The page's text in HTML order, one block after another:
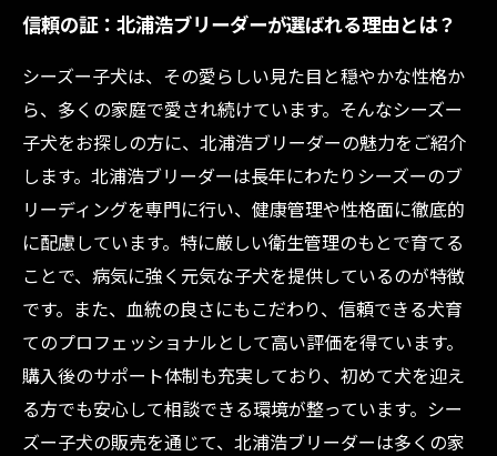
信頼の証：北浦浩ブリーダーが選ばれる理由とは？
シーズー子犬は、その愛らしい見た目と穏やかな性格か
ら、多くの家庭で愛され続けています。そんなシーズー
子犬をお探しの方に、北浦浩ブリーダーの魅力をご紹介
します。北浦浩ブリーダーは長年にわたりシーズーのブ
リーディングを専門に行い、健康管理や性格面に徹底的
に配慮しています。特に厳しい衛生管理のもとで育てる
ことで、病気に強く元気な子犬を提供しているのが特徴
です。また、血統の良さにもこだわり、信頼できる犬育
てのプロフェッショナルとして高い評価を得ています。
購入後のサポート体制も充実しており、初めて犬を迎え
る方でも安心して相談できる環境が整っています。シー
ズー子犬の販売を通じて、北浦浩ブリーダーは多くの家